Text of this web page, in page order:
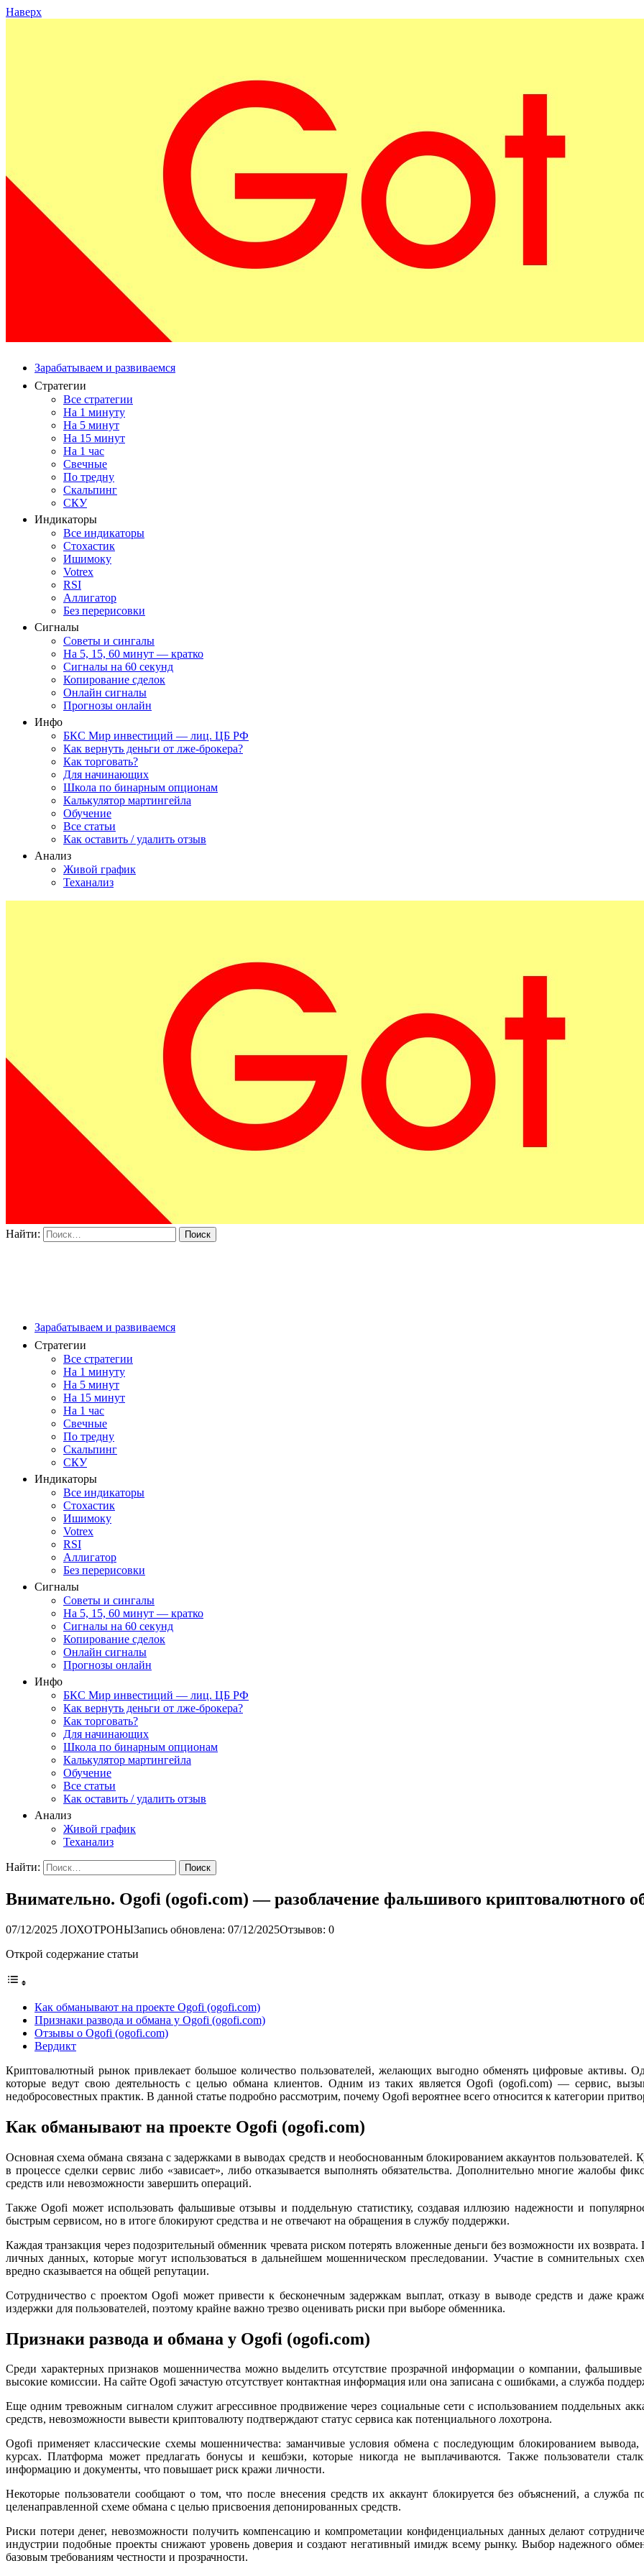
Наверх
Зарабатываем и развиваемся
Стратегии
Все стратегии
На 1 минуту
На 5 минут
На 15 минут
На 1 час
Свечные
По тредну
Скальпинг
СКУ
Индикаторы
Все индикаторы
Стохастик
Ишимоку
Votrex
RSI
Аллигатор
Без перерисовки
Сигналы
Советы и сингалы
На 5, 15, 60 минут — кратко
Сигналы на 60 секунд
Копирование сделок
Онлайн сигналы
Прогнозы онлайн
Инфо
БКС Мир инвестиций — лиц. ЦБ РФ
Как вернуть деньги от лже-брокера?
Как торговать?
Для начинающих
Школа по бинарным опционам
Калькулятор мартингейла
Обучение
Все статьи
Как оставить / удалить отзыв
Анализ
Живой график
Теханализ
Найти:
Зарабатываем и развиваемся
Стратегии
Все стратегии
На 1 минуту
На 5 минут
На 15 минут
На 1 час
Свечные
По тредну
Скальпинг
СКУ
Индикаторы
Все индикаторы
Стохастик
Ишимоку
Votrex
RSI
Аллигатор
Без перерисовки
Сигналы
Советы и сингалы
На 5, 15, 60 минут — кратко
Сигналы на 60 секунд
Копирование сделок
Онлайн сигналы
Прогнозы онлайн
Инфо
БКС Мир инвестиций — лиц. ЦБ РФ
Как вернуть деньги от лже-брокера?
Как торговать?
Для начинающих
Школа по бинарным опционам
Калькулятор мартингейла
Обучение
Все статьи
Как оставить / удалить отзыв
Анализ
Живой график
Теханализ
Найти:
Внимательно. Ogofi (ogofi.com) — разоблачение фальшивого криптовалютного
07/12/2025 ЛОХОТРОНЫЗапись обновлена: 07/12/2025Отзывов: 0
Открой содержание статьи
Как обманывают на проекте Ogofi (ogofi.com)
Признаки развода и обмана у Ogofi (ogofi.com)
Отзывы о Ogofi (ogofi.com)
Вердикт
Криптовалютный рынок привлекает большое количество пользователей, желающих выгодно обменять цифровые активы.
которые ведут свою деятельность с целью обмана клиентов. Одним из таких является Ogofi (ogofi.com) — сервис,
недобросовестных практик. В данной статье подробно рассмотрим, почему Ogofi вероятнее всего относится к категории
Как обманывают на проекте Ogofi (ogofi.com)
Основная схема обмана связана с задержками в выводах средств и необоснованным блокированием аккаунтов
в процессе сделки сервис либо «зависает», либо отказывается выполнять обязательства. Дополнительно многие жалобы
средств или невозможности завершить операций.
Также Ogofi может использовать фальшивые отзывы и поддельную статистику, создавая иллюзию надежности и
быстрым сервисом, но в итоге блокируют средства и не отвечают на обращения в службу поддержки.
Каждая транзакция через подозрительный обменник чревата риском потерять вложенные деньги без возможности их
личных данных, которые могут использоваться в дальнейшем мошенническом преследовании. Участие в сомнительных
вредно сказывается на общей репутации.
Сотрудничество с проектом Ogofi может привести к бесконечным задержкам выплат, отказу в выводе средств и даже
издержки для пользователей, поэтому крайне важно трезво оценивать риски при выборе обменника.
Признаки развода и обмана у Ogofi (ogofi.com)
Среди характерных признаков мошенничества можно выделить отсутствие прозрачной информации о компании,
высокие комиссии. На сайте Ogofi зачастую отсутствует контактная информация или она записана с ошибками, а служба
Еще одним тревожным сигналом служит агрессивное продвижение через социальные сети с использованием поддельных
средств, невозможности вывести криптовалюту подтверждают статус сервиса как потенциального лохотрона.
Ogofi применяет классические схемы мошенничества: заманчивые условия обмена с последующим блокированием
курсах. Платформа может предлагать бонусы и кешбэки, которые никогда не выплачиваются. Также пользователи
информацию и документы, что повышает риск кражи личности.
Некоторые пользователи сообщают о том, что после внесения средств их аккаунт блокируется без объяснений, а служба
целенаправленной схеме обмана с целью присвоения депонированных средств.
Риски потери денег, невозможности получить компенсацию и компрометации конфиденциальных данных делают
индустрии подобные проекты снижают уровень доверия и создают негативный имидж всему рынку. Выбор надежного
базовым требованиям честности и прозрачности.